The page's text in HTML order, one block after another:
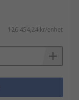
126 454,24 kr/enhet